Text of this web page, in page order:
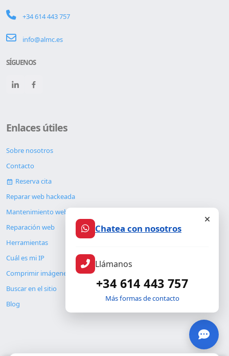
+34 614 443 757
info@almc.es
SÍGUENOS
Enlaces útiles
Sobre nosotros
Contacto
Reserva cita
Reparar web hackeada
Mantenimiento web
Reparación web
Herramientas
Cuál es mi IP
Comprimir imágenes
Buscar en el sitio
Blog
Chatea con nosotros
Llámanos
+34 614 443 757
Más formas de contacto